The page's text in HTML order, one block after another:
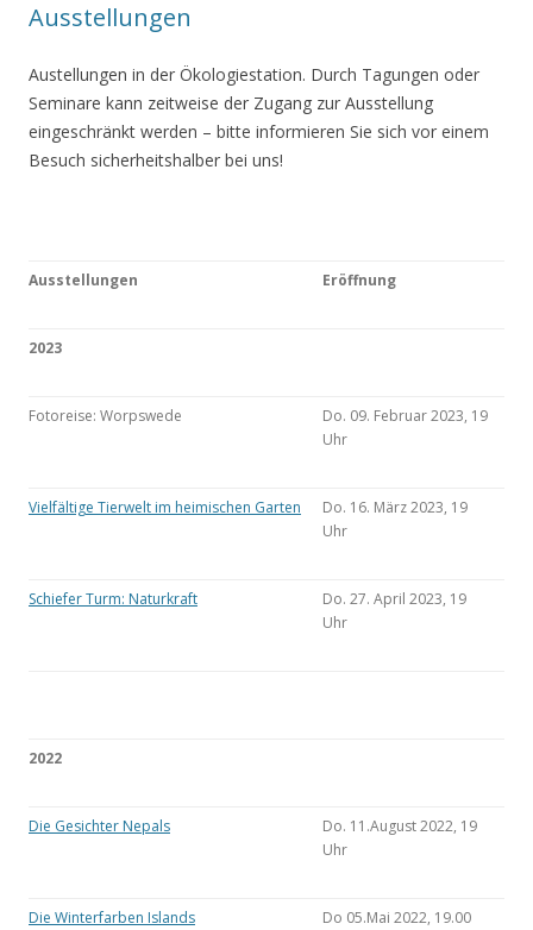
Ausstellungen
Austellungen in der Ökologiestation. Durch Tagungen oder
Seminare kann zeitweise der Zugang zur Ausstellung
eingeschränkt werden – bitte informieren Sie sich vor einem
Besuch sicherheitshalber bei uns!
Ausstellungen Eröffnung
2023
Fotoreise: Worpswede
Do. 09. Februar 2023, 19
Uhr
Vielfältige Tierwelt im heimischen Garten
Do. 16. März 2023, 19
Uhr
Schiefer Turm: Naturkraft
Do. 27. April 2023, 19
Uhr
2022
Die Gesichter Nepals
Do. 11.August 2022, 19
Uhr
Die Winterfarben Islands
Do 05.Mai 2022, 19.00